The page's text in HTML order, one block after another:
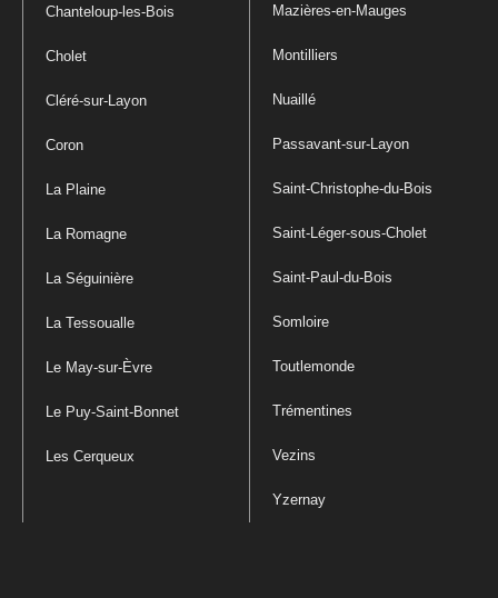
Chanteloup-les-Bois
Cholet
Cléré-sur-Layon
Coron
La Plaine
La Romagne
La Séguinière
La Tessoualle
Le May-sur-Èvre
Le Puy-Saint-Bonnet
Les Cerqueux
Mazières-en-Mauges
Montilliers
Nuaillé
Passavant-sur-Layon
Saint-Christophe-du-Bois
Saint-Léger-sous-Cholet
Saint-Paul-du-Bois
Somloire
Toutlemonde
Trémentines
Vezins
Yzernay